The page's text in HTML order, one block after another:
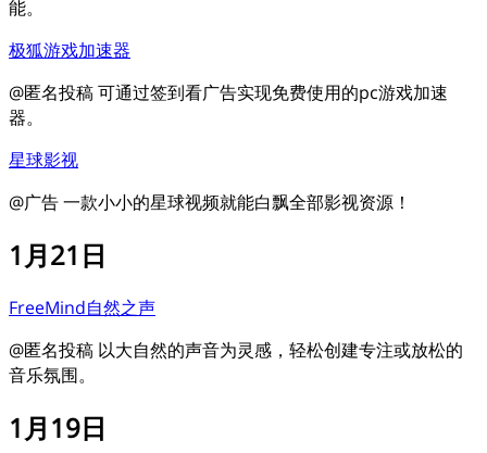
能。
极狐游戏加速器
@匿名投稿 可通过签到看广告实现免费使用的pc游戏加速
器。
星球影视
@广告 一款小小的星球视频就能白飘全部影视资源！
1月21日
FreeMind自然之声
@匿名投稿 以大自然的声音为灵感，轻松创建专注或放松的
音乐氛围。
1月19日